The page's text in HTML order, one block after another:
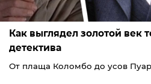
Как выглядел золотой век
детектива
От плаща Коломбо до усов